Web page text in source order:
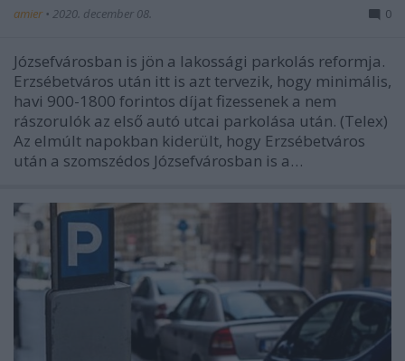
amier • 2020. december 08. 0
Józsefvárosban is jön a lakossági parkolás reformja.
Erzsébetváros után itt is azt tervezik, hogy minimális,
havi 900-1800 forintos díjat fizessenek a nem
rászorulók az első autó utcai parkolása után. (Telex)
Az elmúlt napokban kiderült, hogy Erzsébetváros
után a szomszédos Józsefvárosban is a…